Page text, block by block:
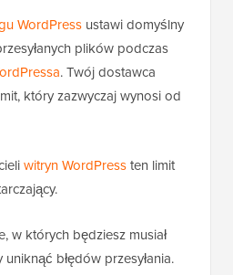
WordPress ustawi domyślny
plików podczas
. Twój dostawca
który zazwyczaj wynosi od
witryn WordPressten limit
w których będziesz musiał
błędów przesyłania.